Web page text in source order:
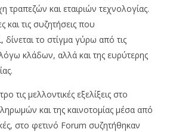
τραπεζών και εταιριών τεχνολογίας.
και τις συζητήσεις που
δίνεται το στίγμα γύρω από τις
κλάδων, αλλά και της ευρύτερης
τις μελλοντικές εξελίξεις στο
και της καινοτομίας μέσα από
στο φετινό Forum συζητήθηκαν